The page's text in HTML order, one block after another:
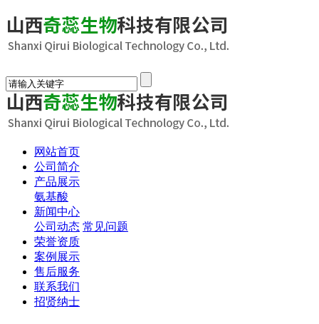
网站首页
公司简介
产品展示
氨基酸
新闻中心
公司动态 常见问题
荣誉资质
案例展示
售后服务
联系我们
招贤纳士